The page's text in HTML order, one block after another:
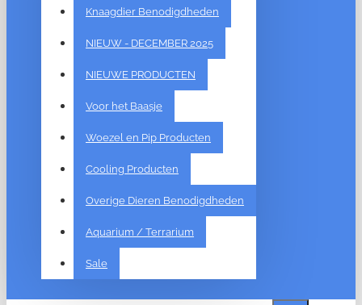
Knaagdier Benodigdheden
NIEUW - DECEMBER 2025
NIEUWE PRODUCTEN
Voor het Baasje
Woezel en Pip Producten
Cooling Producten
Overige Dieren Benodigdheden
Aquarium / Terrarium
Sale